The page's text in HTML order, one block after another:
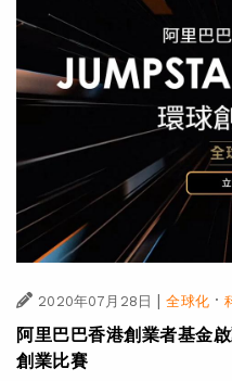
2020年07月28日 | 全球化·
阿里巴巴香港創業者基金
創業比賽